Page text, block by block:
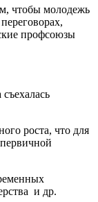
чтобы молодежь
профсоюзы
роста, что для
и др.